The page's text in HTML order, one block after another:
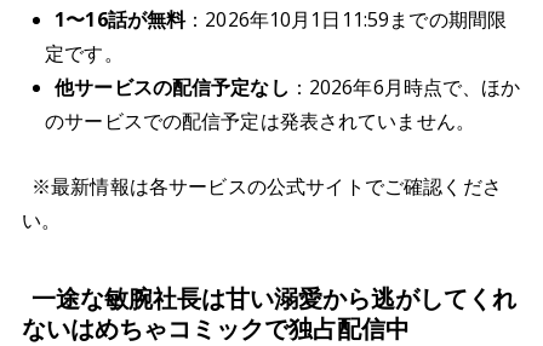
1〜16話が無料：2026年10月1日11:59までの期間限
定です。
他サービスの配信予定なし ：2026年6月時点で、ほか
のサービスでの配信予定は発表されていません。
※最新情報は各サービスの公式サイトでご確認くださ
い。
一途な敏腕社長は甘い溺愛から逃がしてくれ
ないはめちゃコミックで独占配信中